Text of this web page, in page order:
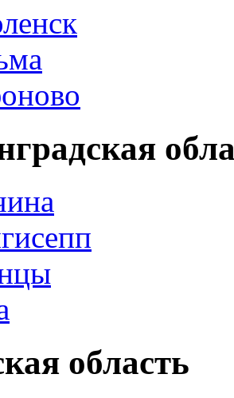
область